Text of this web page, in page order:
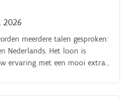
2026
meerdere talen gesproken:
Nederlands. Het loon is
ervaring met een mooi extra